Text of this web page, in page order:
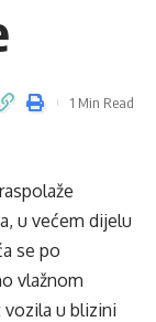
1 Min Read
u većem dijelu
se po
vlažnom
u blizini